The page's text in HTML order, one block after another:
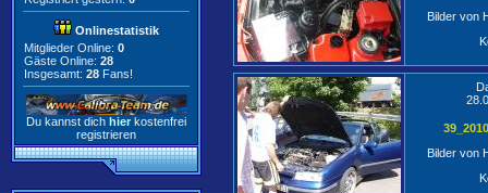
Onlinestatistik
Mitglieder Online: 0
Gäste Online: 28
Insgesamt: 28 Fans!
Du kannst dich hier kostenfrei
registrieren
Bilder von
Bilder von